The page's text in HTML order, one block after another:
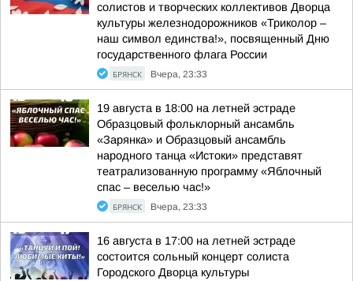
солистов и творческих коллективов Дворца
культуры железнодорожников «Триколор –
наш символ единства!», посвященный Дню
государственного флага России
БРЯНСК Вчера, 23:33
19 августа в 18:00 на летней эстраде
Образцовый фольклорный ансамбль
«Зарянка» и Образцовый ансамбль
народного танца «Истоки» представят
театрализованную программу «Яблочный
спас – веселью час!»
БРЯНСК Вчера, 23:33
16 августа в 17:00 на летней эстраде
состоится сольный концерт солиста
Городского Дворца культуры